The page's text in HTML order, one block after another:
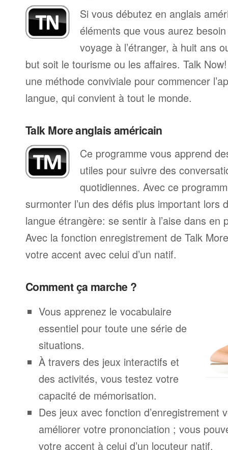
Si vous débutez en anglais
éléments que vous aurez
voyage à l’étranger, à huit ans
but soit le tourisme ou les affaires. Talk
une méthode conviviale pour commencer
langue, qui convient à tout le monde.
Talk More anglais américain
Ce programme vous apprend
utiles pour suivre des
quotidiennes. Avec ce
surmonter l’un des défis plus important lors
langue étrangère: se sentir à l’aise dans en
Avec la fonction enregistrement de Talk
votre accent avec celui d’un natif.
Comment ça marche ?
Vous apprenez le vocabulaire
essentiel pour toute une série de
situations.
À travers des jeux interactifs et
des activités, vous testez votre
capacité de mémorisation.
Des jeux avec fonction d’enregistrement
améliorer votre prononciation ; vous
votre accent à celui d’un locuteur natif.